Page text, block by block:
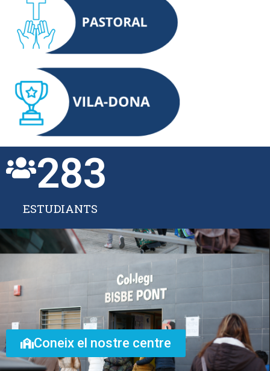
ESTUDIANTS
283
Coneix el nostre centre